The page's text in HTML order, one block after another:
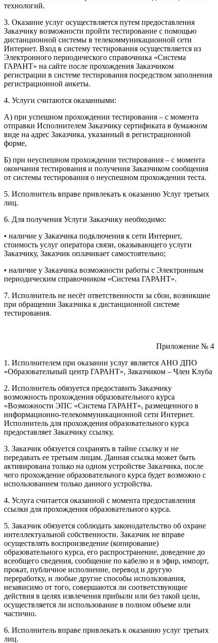
технологий.
3. Оказание услуг осуществляется путем предоставления
Заказчику возможности пройти тестирование с помощью
дистанционной системы в телекоммуникационной сети
Интернет. Вход в систему тестирования осуществляется из
Электронного периодического справочника «Система
ГАРАНТ» на сайте после прохождения Заказчиком
регистрации в системе тестирования посредством заполнения
регистрационной анкеты.
4. Услуги считаются оказанными:
А) при успешном прохождении тестирования – с момента
отправки Исполнителем Заказчику сертификата в бумажном
виде на адрес Заказчика, указанный в регистрационной
форме,
Б) при неуспешном прохождении тестирования – с момента
окончания тестирования и получения Заказчиком сообщения
от системы тестирования о неуспешном прохождении теста.
5. Исполнитель вправе привлекать к оказанию Услуг третьих
лиц.
6. Для получения Услуги Заказчику необходимо:
• наличие у Заказчика подключения к сети Интернет,
стоимость услуг оператора связи, оказывающего услуги
Заказчику, Заказчик оплачивает самостоятельно;
• наличие у Заказчика возможности работы с Электронным
периодическим справочником «Система ГАРАНТ».
7. Исполнитель не несёт ответственности за сбои, возникшие
при обращении Заказчика к дистанционной системе
тестирования.
Приложение № 4
1. Исполнителем при оказании услуг является АНО ДПО
«Образовательный центр ГАРАНТ», Заказчиком – Член Клуба
2. Исполнитель обязуется предоставить Заказчику
возможность прохождения образовательного курса
«Возможности ЭПС «Система ГАРАНТ», размещенного в
информационно-телекоммуникационной сети Интернет.
Исполнитель для прохождения образовательного курса
предоставляет Заказчику ссылку.
3. Заказчик обязуется сохранять в тайне ссылку и не
передавать ее третьим лицам. Данная ссылка может быть
активирована только на одном устройстве Заказчика, после
чего прохождение образовательного курса будет возможно с
использованием только данного устройства.
4. Услуга считается оказанной с момента предоставления
ссылки для прохождения образовательного курса.
5. Заказчик обязуется соблюдать законодательство об охране
интеллектуальной собственности. Заказчик не вправе
осуществлять воспроизведение (копирование)
образовательного курса, его распространение, доведение до
всеобщего сведения, сообщение по кабелю и в эфир, импорт,
прокат, публичное исполнение, перевод и другую
переработку, и любые другие способы использования,
независимо от того, совершаются ли соответствующие
действия в целях извлечения прибыли или без такой цели,
осуществляется ли использование в полном объеме или
частично.
6. Исполнитель вправе привлекать к оказанию услуг третьих
лиц.